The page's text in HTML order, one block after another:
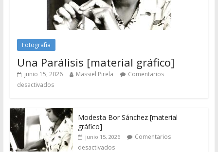
Fotografía
Una Parálisis [material gráfico]
junio 15, 2026 Massiel Pirela
Comentarios
desactivados
Modesta Bor Sánchez [material
gráfico]
junio 15, 2026
Comentarios
desactivados